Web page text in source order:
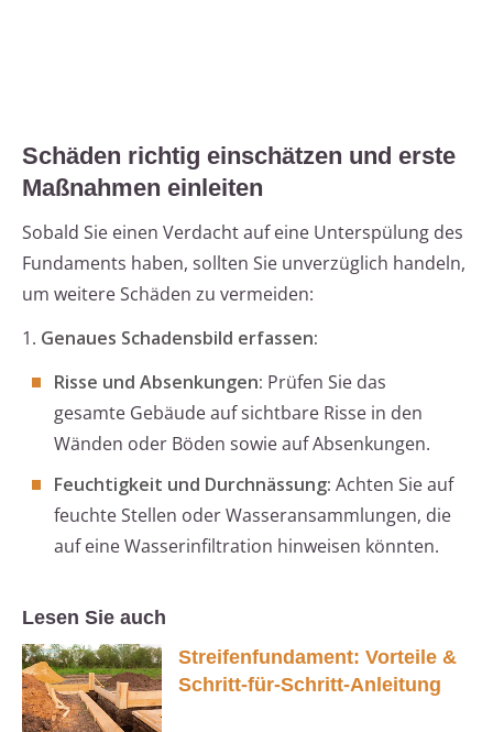
Schäden richtig einschätzen und erste
Maßnahmen einleiten
Sobald Sie einen Verdacht auf eine Unterspülung des
Fundaments haben, sollten Sie unverzüglich handeln,
um weitere Schäden zu vermeiden:
1. Genaues Schadensbild erfassen:
Risse und Absenkungen: Prüfen Sie das
gesamte Gebäude auf sichtbare Risse in den
Wänden oder Böden sowie auf Absenkungen.
Feuchtigkeit und Durchnässung: Achten Sie auf
feuchte Stellen oder Wasseransammlungen, die
auf eine Wasserinfiltration hinweisen könnten.
Lesen Sie auch
Streifenfundament: Vorteile &
Schritt-für-Schritt-Anleitung